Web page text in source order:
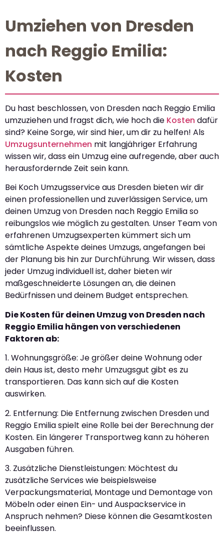
Umziehen von Dresden
nach Reggio Emilia:
Kosten
Du hast beschlossen, von Dresden nach Reggio Emilia
umzuziehen und fragst dich, wie hoch die Kosten dafür
sind? Keine Sorge, wir sind hier, um dir zu helfen! Als
Umzugsunternehmen mit langjähriger Erfahrung
wissen wir, dass ein Umzug eine aufregende, aber auch
herausfordernde Zeit sein kann.
Bei Koch Umzugsservice aus Dresden bieten wir dir
einen professionellen und zuverlässigen Service, um
deinen Umzug von Dresden nach Reggio Emilia so
reibungslos wie möglich zu gestalten. Unser Team von
erfahrenen Umzugsexperten kümmert sich um
sämtliche Aspekte deines Umzugs, angefangen bei
der Planung bis hin zur Durchführung. Wir wissen, dass
jeder Umzug individuell ist, daher bieten wir
maßgeschneiderte Lösungen an, die deinen
Bedürfnissen und deinem Budget entsprechen.
Die Kosten für deinen Umzug von Dresden nach
Reggio Emilia hängen von verschiedenen
Faktoren ab:
1. Wohnungsgröße: Je größer deine Wohnung oder
dein Haus ist, desto mehr Umzugsgut gibt es zu
transportieren. Das kann sich auf die Kosten
auswirken.
2. Entfernung: Die Entfernung zwischen Dresden und
Reggio Emilia spielt eine Rolle bei der Berechnung der
Kosten. Ein längerer Transportweg kann zu höheren
Ausgaben führen.
3. Zusätzliche Dienstleistungen: Möchtest du
zusätzliche Services wie beispielsweise
Verpackungsmaterial, Montage und Demontage von
Möbeln oder einen Ein- und Auspackservice in
Anspruch nehmen? Diese können die Gesamtkosten
beeinflussen.